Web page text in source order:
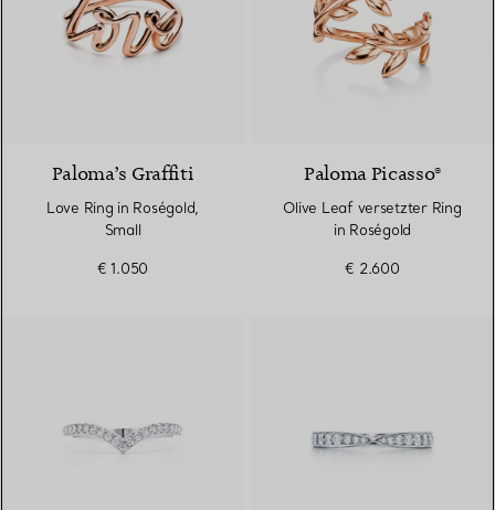
Paloma’s Graffiti
Love Ring in Roségold,
Small
€ 1.050
Paloma Picasso®
Olive Leaf versetzter Ring
in Roségold
€ 2.600